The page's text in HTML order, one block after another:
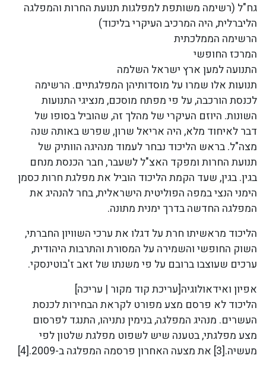
גח"ל (רשימה משותפת למפלגות תנועת החרות והמפלגה
הליברלית, היה המרכיב העיקרי בליכוד)
הרשימה הממלכתית
המרכז החופשי
התנועה למען ארץ ישראל השלמה
תנועות אלו שמרו על מוסדותיהן המפלגתיים. הרשימה
לכנסת הורכבה, על פי מפתח מוסכם, מנציגי התנועות
השונות. היוזם העיקרי של מהלך זה, שהוביל בסופו של
דבר לאיחוד מלא, היה אריאל שרון, שפרש באותה שנה
מצה"ל. בראש הליכוד נבחר לעמוד מנהיגה הוותיק של
תנועת החרות ומפקד האצ"ל לשעבר, חבר הכנסת מנחם
בגין. בגין, שעד הקמת הליכוד הוביל את מפלגת חרות כסמן
הימני הנצי במפה הפוליטית הישראלית, בחר להנהיג את
המפלגה החדשה בדרך ימנית מתונה.
הליכוד מראשיתו חרת על דגלו את ערכי השוויון החברתי,
השוק החופשי והשמירה על המסורת והתרבות היהודית,
ערכים שעוצבו ברובם על פי משנתו של זאב ז'בוטינסקי.
אפיון ואידאולוגיה[עריכת קוד מקור | עריכה]
הליכוד לא פרסם מצע מפורט לקראת הבחירות לכנסת
העשרים. מנהיג המפלגה, בנימין נתניהו, התנגד לפרסום
מצע מפלגתי, בטענה שיש לשפוט מפלגת שלטון לפי
מעשיה.[3] את מצעה האחרון פרסמה המפלגה ב-2009.[4]